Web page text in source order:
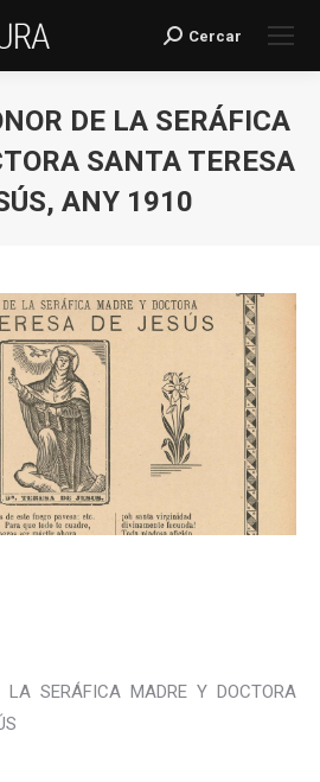
Search:
Cercar
DE LA SERÁFICA
SANTA TERESA
ANY 1910
SERÁFICA MADRE Y DOCTORA